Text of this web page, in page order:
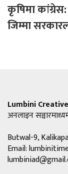
कृषिमा
जिम्मा
Lumbini
अनलाइन
Butwal-9,
Email: